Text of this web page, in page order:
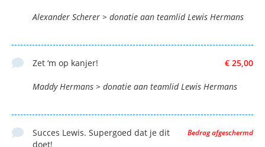
Alexander Scherer > donatie aan teamlid Lewis Hermans
€ 25,00
Zet ‘m op kanjer!
Maddy Hermans > donatie aan teamlid Lewis Hermans
Bedrag afgeschermd
Succes Lewis. Supergoed dat je dit
doet!